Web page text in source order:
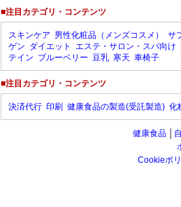
■注目カテゴリ・コンテンツ
スキンケア 男性化粧品（メンズコスメ） サ
ゲン ダイエット エステ・サロン・スパ向け
テイン ブルーベリー 豆乳 寒天 車椅子
■注目カテゴリ・コンテンツ
決済代行 印刷 健康食品の製造(受託製造) 化
健康食品
Cookieポ